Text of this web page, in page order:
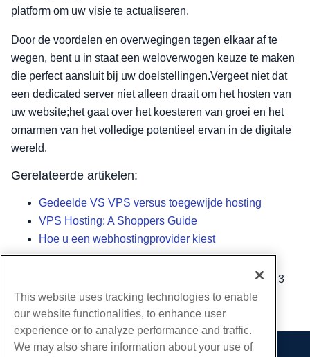
platform om uw visie te actualiseren.
Door de voordelen en overwegingen tegen elkaar af te
wegen, bent u in staat een weloverwogen keuze te maken
die perfect aansluit bij uw doelstellingen.Vergeet niet dat
een dedicated server niet alleen draait om het hosten van
uw website;het gaat over het koesteren van groei en het
omarmen van het volledige potentieel ervan in de digitale
wereld.
Gerelateerde artikelen:
Gedeelde VS VPS versus toegewijde hosting
VPS Hosting: A Shoppers Guide
Hoe u een webhostingprovider kiest
augustus 14, 2023
Kopiëren URL
This website uses tracking technologies to enable
our website functionalities, to enhance user
experience or to analyze performance and traffic.
We may also share information about your use of